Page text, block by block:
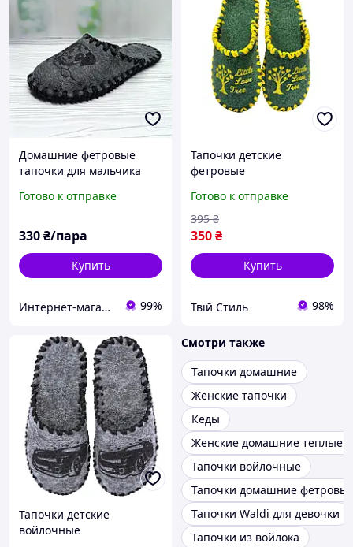
Домашние фетровые
тапочки для мальчика
серые
Готово к отправке
330₴/пара
Купить
Интернет-магазин "ELEGRANTIK" 99%
Тапочки детские
фетровые
Готово к отправке
350₴
395 ₴
Купить
Твій Стиль 98%
Тапочки детские
войлочные
Смотри также
Тапочки домашние
Женские тапочки
Кеды
Женские домашние теплые
Тапочки войлочные
Тапочки домашние
Тапочки Waldi для девочки
Тапочки из войлока